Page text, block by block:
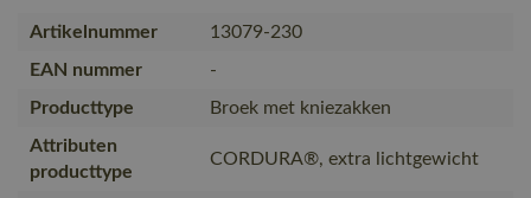
Artikelnummer
13079-230
EAN nummer
-
Producttype
Broek met kniezakken
Attributen
producttype
CORDURA®, extra lichtgewicht